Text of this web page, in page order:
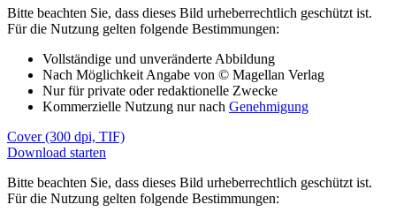
Bitte beachten Sie, dass dieses Bild urheberrechtlich geschützt ist.
Für die Nutzung gelten folgende Bestimmungen:
Vollständige und unveränderte Abbildung
Nach Möglichkeit Angabe von © Magellan Verlag
Nur für private oder redaktionelle Zwecke
Kommerzielle Nutzung nur nach Genehmigung
Cover (300 dpi, TIF)
Download starten
Bitte beachten Sie, dass dieses Bild urheberrechtlich geschützt ist.
Für die Nutzung gelten folgende Bestimmungen: